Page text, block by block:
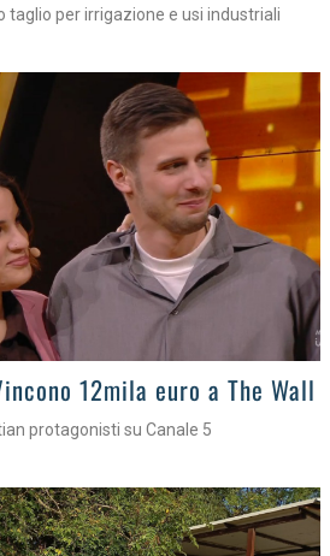
taglio per irrigazione e usi industriali
12mila euro a The Wall
protagonisti su Canale 5